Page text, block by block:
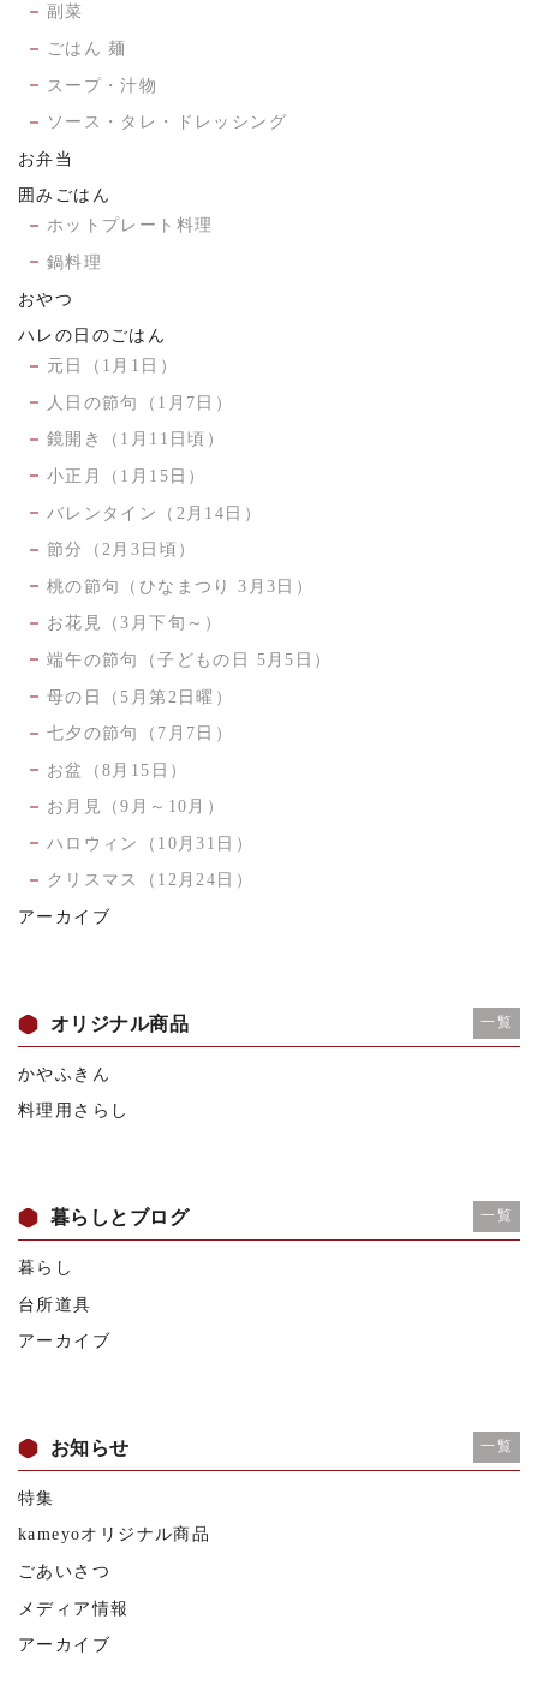
副菜
ごはん 麺
スープ・汁物
ソース・タレ・ドレッシング
お弁当
囲みごはん
ホットプレート料理
鍋料理
おやつ
ハレの日のごはん
元日（1月1日）
人日の節句（1月7日）
鏡開き（1月11日頃）
小正月（1月15日）
バレンタイン（2月14日）
節分（2月3日頃）
桃の節句（ひなまつり 3月3日）
お花見（3月下旬～）
端午の節句（子どもの日 5月5日）
母の日（5月第2日曜）
七夕の節句（7月7日）
お盆（8月15日）
お月見（9月～10月）
ハロウィン（10月31日）
クリスマス（12月24日）
アーカイブ
オリジナル商品 一覧
かやふきん
料理用さらし
暮らしとブログ 一覧
暮らし
台所道具
アーカイブ
お知らせ 一覧
特集
kameyoオリジナル商品
ごあいさつ
メディア情報
アーカイブ